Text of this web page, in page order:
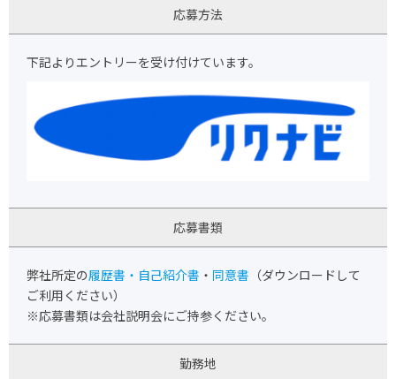
応募方法
下記よりエントリーを受け付けています。
応募書類
弊社所定の履歴書・自己紹介書 ・ 同意書 （ダウンロードして
ご利用ください）
※応募書類は会社説明会にご持参ください。
勤務地